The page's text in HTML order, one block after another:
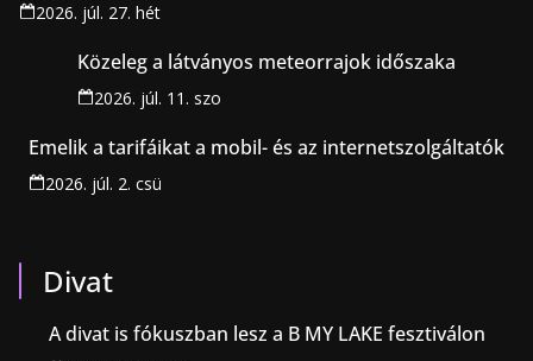
2026. júl. 27. hét
Közeleg a látványos meteorrajok időszaka
2026. júl. 11. szo
Emelik a tarifáikat a mobil- és az internetszolgáltatók
2026. júl. 2. csü
Divat
A divat is fókuszban lesz a B MY LAKE fesztiválon